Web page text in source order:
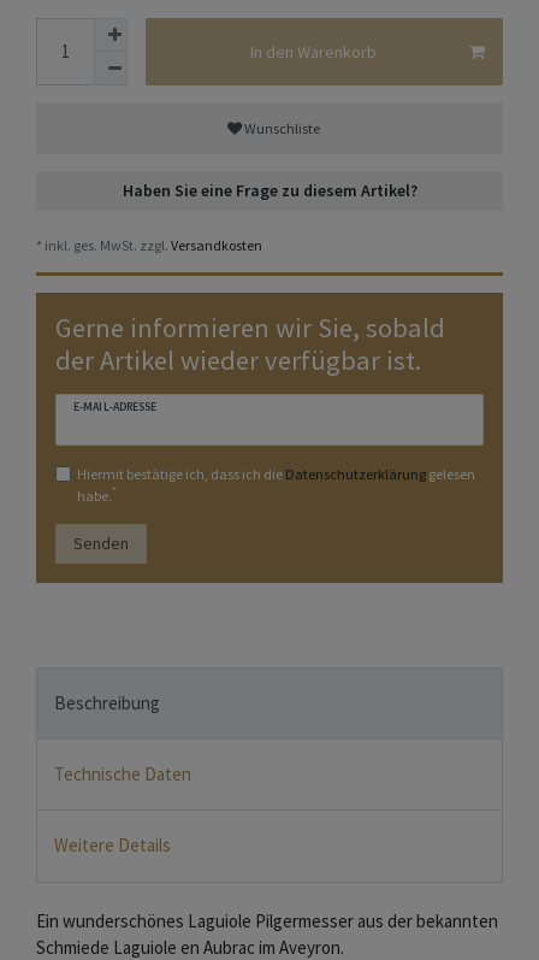
In den Warenkorb
Wunschliste
Haben Sie eine Frage zu diesem Artikel?
* inkl. ges. MwSt. zzgl. Versandkosten
Gerne informieren wir Sie, sobald
der Artikel wieder verfügbar ist.
E-MAIL-ADRESSE
Hiermit bestätige ich, dass ich die Daten­schutz­erklärunggelesen
habe.*
Senden
Beschreibung
Technische Daten
Weitere Details
Ein wunderschönes Laguiole Pilgermesser aus der bekannten
Schmiede Laguiole en Aubrac im Aveyron.